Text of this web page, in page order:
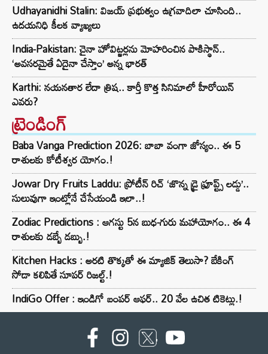
Udhayanidhi Stalin: విజయ్ ప్రభుత్వం ఉగ్రవాదిలా చూసింది..
ఉదయనిధి కీలక వ్యాఖ్యలు
India-Pakistan: చైనా హోవిట్జర్లను మోహరించిన పాకిస్థాన్..
‘అవసరమైతే ఏదైనా చేస్తాం’ అన్న భారత్
Karthi: నయనతార లేదా త్రిష.. కార్తీ కొత్త సినిమాలో హీరోయిన్
ఎవరు?
ట్రెండింగ్‌
Baba Vanga Prediction 2026: బాబా వంగా జోస్యం.. ఈ 5
రాశులకు కోటీశ్వర యోగం.!
Jowar Dry Fruits Laddu: ప్రోటీన్ రిచ్ ‘జొన్న డ్రై ఫ్రూప్ట్స్ లడ్డు’..
సులువుగా ఇంట్లోనే చేసేయండి ఇలా..!
Zodiac Predictions : ఆగస్టు 5న బుధ-గురు మహాయోగం.. ఈ 4
రాశులకు డబ్బే డబ్బు.!
Kitchen Hacks : అరటి తొక్కతో ఈ మ్యాజిక్ తెలుసా? బేకింగ్
సోడా కలిపితే సూపర్ రిజల్ట్.!
IndiGo Offer : ఇండిగో బంపర్ ఆఫర్.. 20 వేల ఉచిత టికెట్లు.!